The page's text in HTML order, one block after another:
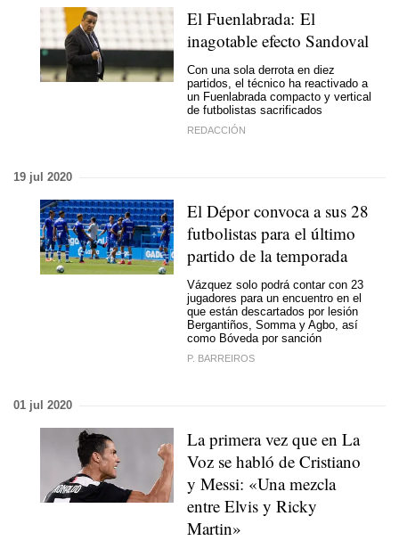
El Fuenlabrada: El
inagotable efecto Sandoval
Con una sola derrota en diez
partidos, el técnico ha reactivado a
un Fuenlabrada compacto y vertical
de futbolistas sacrificados
REDACCIÓN
19 jul 2020
El Dépor convoca a sus 28
futbolistas para el último
partido de la temporada
Vázquez solo podrá contar con 23
jugadores para un encuentro en el
que están descartados por lesión
Bergantiños, Somma y Agbo, así
como Bóveda por sanción
P. BARREIROS
01 jul 2020
La primera vez que en La
Voz se habló de Cristiano
y Messi: «Una mezcla
entre Elvis y Ricky
Martin»